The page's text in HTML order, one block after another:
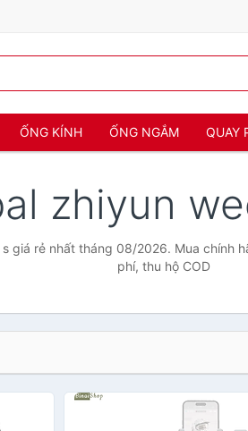
ỐNG KÍNH ỐNG NGẮM QUAY
zhiyun
giá rẻ nhất tháng 08/2026. Mua chính
phí, thu hộ COD